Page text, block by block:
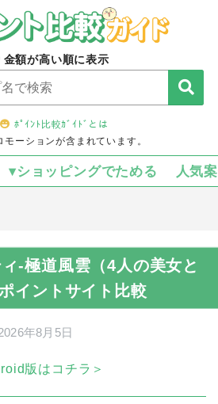
金額が高い順に表示
ﾎﾟｲﾝﾄ比較ｶﾞｲﾄﾞとは
モーションが含まれています。
▾ショッピングでためる 人気
-極道風雲（4人の美女と
イントサイト比較
年8月5日
版はコチラ＞